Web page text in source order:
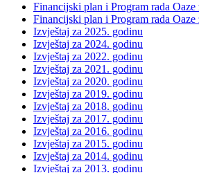
Financijski plan i Program rada Oaze
Financijski plan i Program rada Oaze
Izvještaj za 2025. godinu
Izvještaj za 2024. godinu
Izvještaj za 2022. godinu
Izvještaj za 2021. godinu
Izvještaj za 2020. godinu
Izvještaj za 2019. godinu
Izvještaj za 2018. godinu
Izvještaj za 2017. godinu
Izvještaj za 2016. godinu
Izvještaj za 2015. godinu
Izvještaj za 2014. godinu
Izvještaj za 2013. godinu